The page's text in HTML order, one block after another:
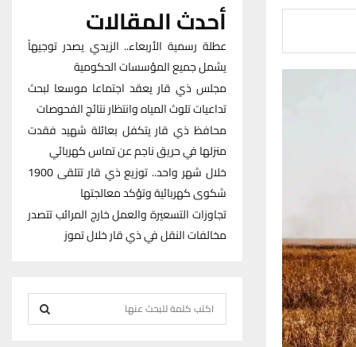
أحدث المقالات
عطلة رسمية الأربعاء.. الزيدي يصدر توجيهاً
يشمل جميع المؤسسات الحكومية
مجلس ذي قار يعقد اجتماعا موسعا لبحث
تداعيات تلوث المياه وانتظار نتائج الفحوصات
محافظ ذي قار يتكفل بعائلة شهيد فقدت
منزلها في حريق ناجم عن تماس كهربائي
خلال شهر واحد.. توزيع ذي قار تتلقى 1900
شكوى كهربائية وتؤكد معالجتها
تجاوزات التسعيرة والعمل خارج المرائب تتصدر
مخالفات النقل في ذي قار خلال تموز
e